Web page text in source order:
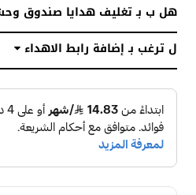
هل ب بـ تغليف هدايا صندوق وحشوة
ل ترغب بـ إضافة رابط الاهداء